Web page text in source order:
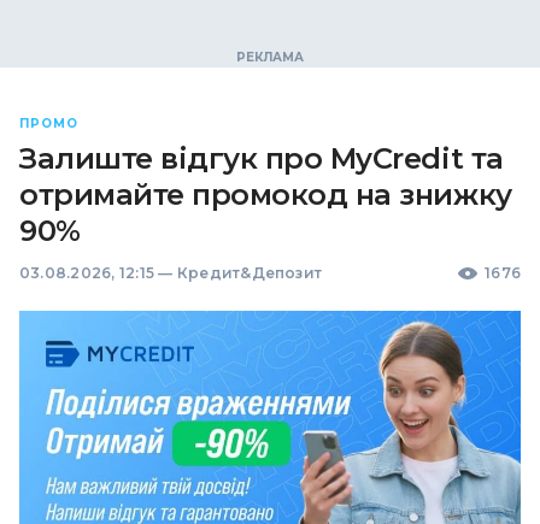
ПРОМО
Залиште відгук про MyCredit та
отримайте промокод на знижку
90%
03.08.2026, 12:15 — Кредит&Депозит 1676